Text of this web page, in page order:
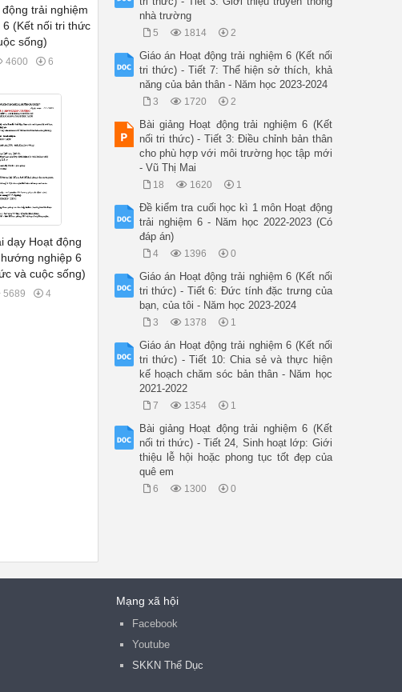
trải nghiệm
(Kết nối tri thức
sống)
4600 6
dạy Hoạt động
nghiệp 6
và cuộc sống)
5689 4
nhà trường
5 1814 2
Giáo án Hoạt động trải nghiệm 6 (Kết nối
tri thức) - Tiết 7: Thể hiện sở thích, khả
năng của bản thân - Năm học 2023-2024
3 1720 2
Bài giảng Hoạt động trải nghiệm 6 (Kết
nối tri thức) - Tiết 3: Điều chỉnh bản thân
cho phù hợp với môi trường học tập mới
- Vũ Thị Mai
18 1620 1
Đề kiểm tra cuối học kì 1 môn Hoạt động
trải nghiệm 6 - Năm học 2022-2023 (Có
đáp án)
4 1396 0
Giáo án Hoạt động trải nghiệm 6 (Kết nối
tri thức) - Tiết 6: Đức tính đặc trưng của
bạn, của tôi - Năm học 2023-2024
3 1378 1
Giáo án Hoạt động trải nghiệm 6 (Kết nối
tri thức) - Tiết 10: Chia sẻ và thực hiện
kế hoạch chăm sóc bản thân - Năm học
2021-2022
7 1354 1
Bài giảng Hoạt động trải nghiệm 6 (Kết
nối tri thức) - Tiết 24, Sinh hoạt lớp: Giới
thiệu lễ hội hoặc phong tục tốt đẹp của
quê em
6 1300 0
Mạng xã hội
Facebook
Youtube
SKKN Thể Dục